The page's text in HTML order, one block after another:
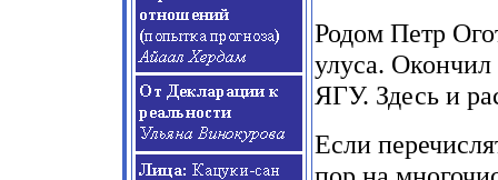
Родом Петр
улуса.
ЯГУ. Здесь и
Если